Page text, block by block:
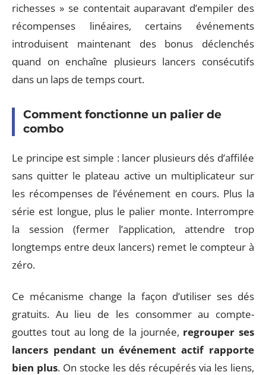
richesses » se contentait auparavant d’empiler des
récompenses linéaires, certains événements
introduisent maintenant des bonus déclenchés
quand on enchaîne plusieurs lancers consécutifs
dans un laps de temps court.
Comment fonctionne un palier de
combo
Le principe est simple : lancer plusieurs dés d’affilée
sans quitter le plateau active un multiplicateur sur
les récompenses de l’événement en cours. Plus la
série est longue, plus le palier monte. Interrompre
la session (fermer l’application, attendre trop
longtemps entre deux lancers) remet le compteur à
zéro.
Ce mécanisme change la façon d’utiliser ses dés
gratuits. Au lieu de les consommer au compte-
gouttes tout au long de la journée, regrouper ses
lancers pendant un événement actif rapporte
bien plus. On stocke les dés récupérés via les liens,